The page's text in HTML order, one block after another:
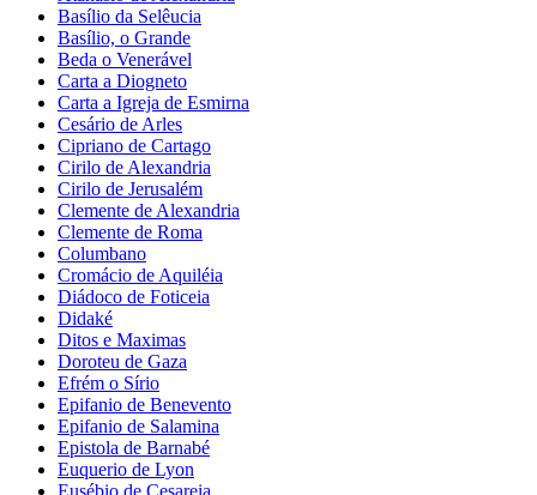
Basílio da Selêucia
Basílio, o Grande
Beda o Venerável
Carta a Diogneto
Carta a Igreja de Esmirna
Cesário de Arles
Cipriano de Cartago
Cirilo de Alexandria
Cirilo de Jerusalém
Clemente de Alexandria
Clemente de Roma
Columbano
Cromácio de Aquiléia
Diádoco de Foticeia
Didaké
Ditos e Maximas
Doroteu de Gaza
Efrém o Sírio
Epifanio de Benevento
Epifanio de Salamina
Epistola de Barnabé
Euquerio de Lyon
Eusébio de Cesareia